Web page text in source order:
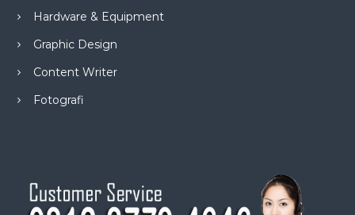
Hardware & Equipment
Graphic Design
Content Writer
Fotografi